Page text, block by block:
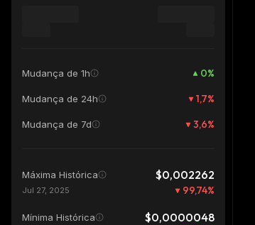
Mudança de 1h 0%
Mudança de 24h 1,7%
Mudança de 7d 3,6%
Máxima Histórica $0,002262
Jul 27, 2025 99,74%
Mínima Histórica $0,0000048